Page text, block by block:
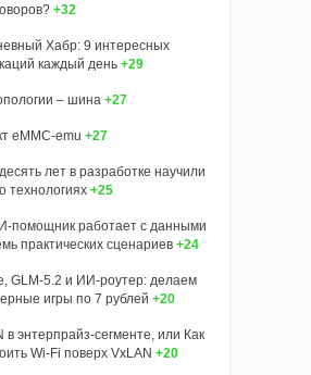
+32
Хабр: 9 интересных
каждый день +29
– шина +27
eMMC-emu +27
лет в разработке научили
технологиях +25
помощник работает с данными
практических сценариев +24
GLM-5.2 и ИИ-роутер: делаем
игры по 7 рублей +20
в энтерпрайз-сегменте, или Как
Wi-Fi поверх VxLAN +20